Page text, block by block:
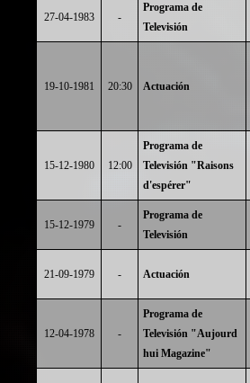
27-04-1983 -
Programa de
Televisión
19-10-1981 20:30 Actuación
15-12-1980 12:00
Programa de
Televisión "Raisons
d'espérer"
15-12-1979 -
Programa de
Televisión
21-09-1979 - Actuación
12-04-1978 -
Programa de
Televisión "Aujourd
hui Magazine"